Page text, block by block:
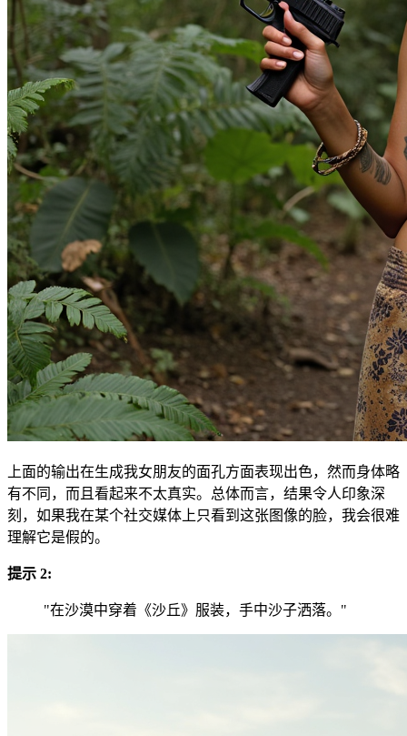
上面的输出在生成我女朋友的面孔方面表现出色，然而身体略
有不同，而且看起来不太真实。总体而言，结果令人印象深
刻，如果我在某个社交媒体上只看到这张图像的脸，我会很难
理解它是假的。
提示 2:
"在沙漠中穿着《沙丘》服装，手中沙子洒落。"